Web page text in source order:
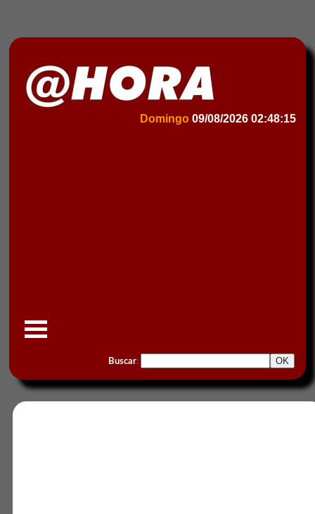
Domingo 09/08/2026 02:48:15
Buscar: